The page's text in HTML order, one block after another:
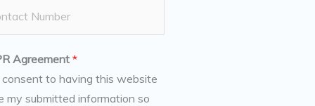
Agreement *
consent to having this website
my submitted information so